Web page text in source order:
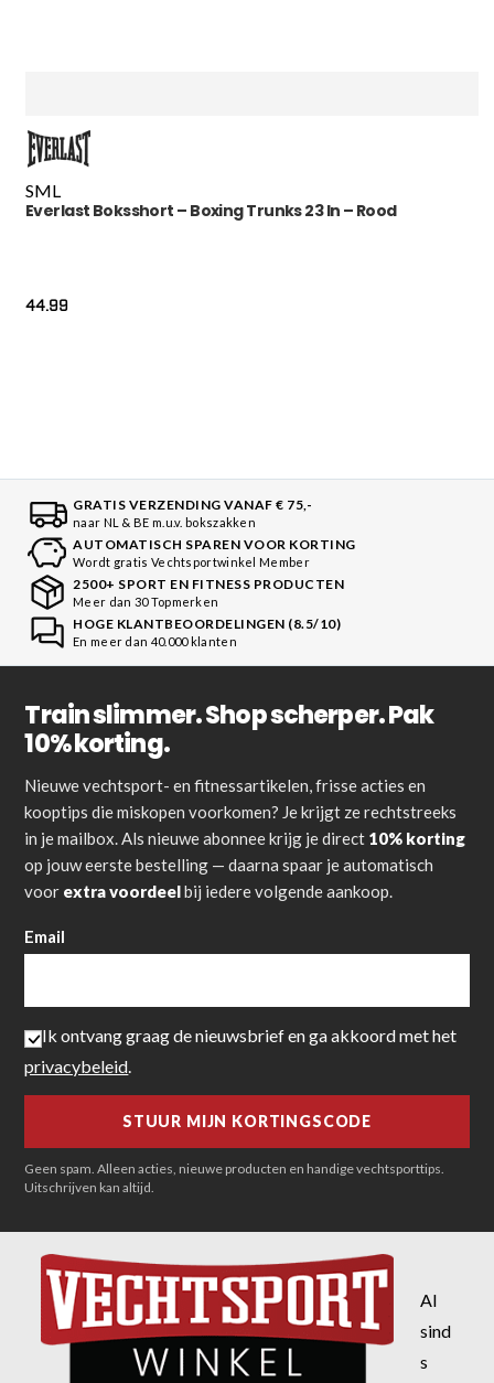
SML
Everlast Boksshort – Boxing Trunks 23 In – Rood
44.99
GRATIS VERZENDING VANAF € 75,-
naar NL & BE m.u.v. bokszakken
AUTOMATISCH SPAREN VOOR KORTING
Wordt gratis Vechtsportwinkel Member
2500+ SPORT EN FITNESS PRODUCTEN
Meer dan 30 Topmerken
HOGE KLANTBEOORDELINGEN (8.5/10)
En meer dan 40.000 klanten
Train slimmer. Shop scherper. Pak
10% korting.
Nieuwe vechtsport- en fitnessartikelen, frisse acties en
kooptips die miskopen voorkomen? Je krijgt ze rechtstreeks
in je mailbox. Als nieuwe abonnee krijg je direct 10% korting
op jouw eerste bestelling — daarna spaar je automatisch
voor extra voordeelbij iedere volgende aankoop.
Email
Ik ontvang graag de nieuwsbrief en ga akkoord met het
privacybeleid.
Geen spam. Alleen acties, nieuwe producten en handige vechtsporttips.
Uitschrijven kan altijd.
Al
sind
s